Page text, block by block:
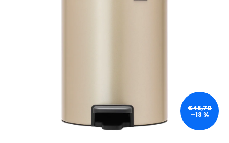
€45,70
–13 %